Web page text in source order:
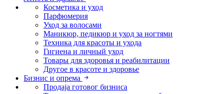
Косметика и уход
Парфюмерия
Уход за волосами
Маникюр, педикюр и уход за ногтями
Техника для красоты и ухода
Гигиена и личный уход
Товары для здоровья и реабилитации
Другое в красоте и здоровье
Бизнис и опрема
Продаја готовог бизниса